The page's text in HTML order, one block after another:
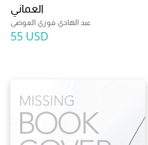
العماني
عبد الهادي فوزي العوضي
55 USD